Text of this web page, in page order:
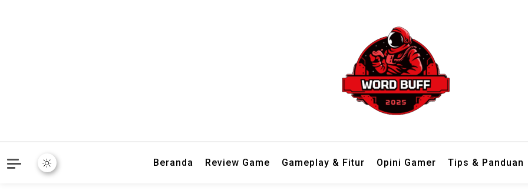
Beranda Review Game Gameplay & Fitur Opini Gamer Tips & Panduan